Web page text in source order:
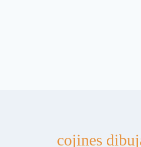
cojines